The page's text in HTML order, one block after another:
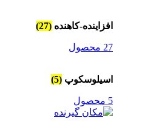
افزاینده-کاهنده (27)
27 محصول
اسیلوسکوپ (5)
5 محصول